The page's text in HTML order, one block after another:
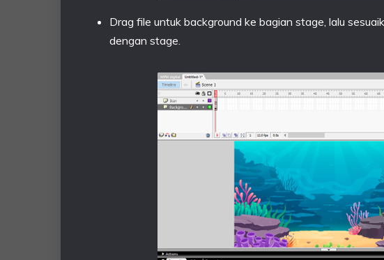
Drag file untuk background ke bagian stage, lalu
dengan stage.